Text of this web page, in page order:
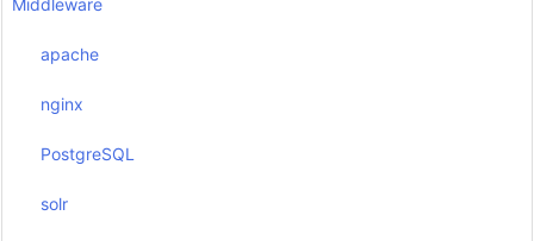
apache
nginx
PostgreSQL
solr